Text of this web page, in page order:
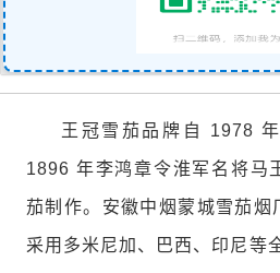
王冠雪茄品牌自 1978
1896 年李鸿章令淮军名将马
茄制作。安徽中烟蒙城雪茄烟
采用多米尼加、巴西、印尼等